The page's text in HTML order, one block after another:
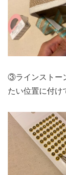
③ラインストー
たい位置に付け